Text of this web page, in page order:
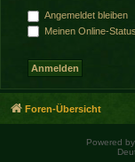
Angemeldet bleiben
Meinen Online-
Foren-Übersicht
Powered by